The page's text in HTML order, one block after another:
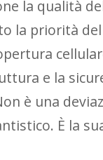
la qualità
la priorità
e la
è una
È la